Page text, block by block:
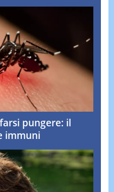
pungere: il
immuni